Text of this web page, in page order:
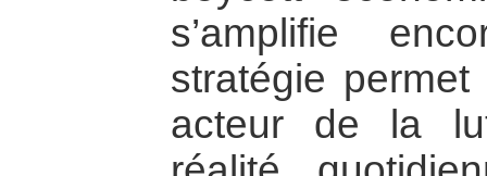
s’amplifie
stratégie
acteur de la